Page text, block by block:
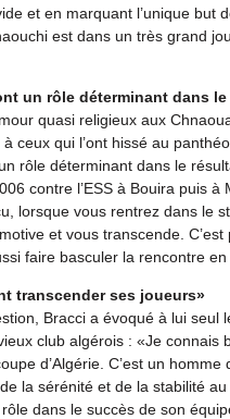
et en marquant l’unique but
est dans un très grand
un rôle déterminant dans
quasi religieux aux
ceux qui l’ont hissé au
rôle déterminant dans le
contre l’ESS à Bouira puis
lorsque vous rentrez dans le
et vous transcende.
faire basculer la rencontre en
transcender ses joueurs»
Bracci a évoqué à lui seul
club algérois : «Je connais
d’Algérie. C’est un
la sérénité et de la stabilité au
dans le succès de son